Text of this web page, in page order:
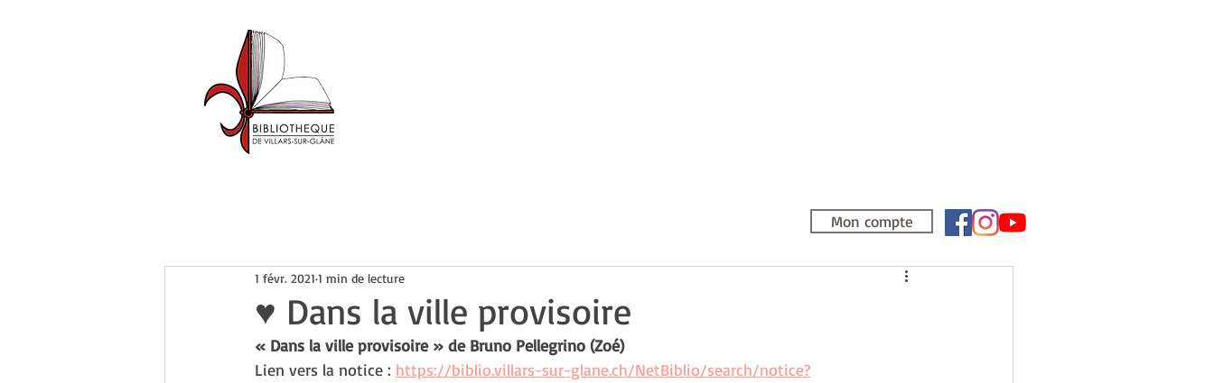
Mon compte
♥ Dans la ville provisoire
1 févr. 2021 1 min de lecture
« Dans la ville provisoire » de Bruno Pellegrino (Zoé)
Lien vers la notice : https://biblio.villars-sur-glane.ch/NetBiblio/search/notice?